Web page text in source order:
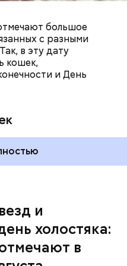
большое
с разными
в эту дату
кошек,
и День
и
холостяка:
в